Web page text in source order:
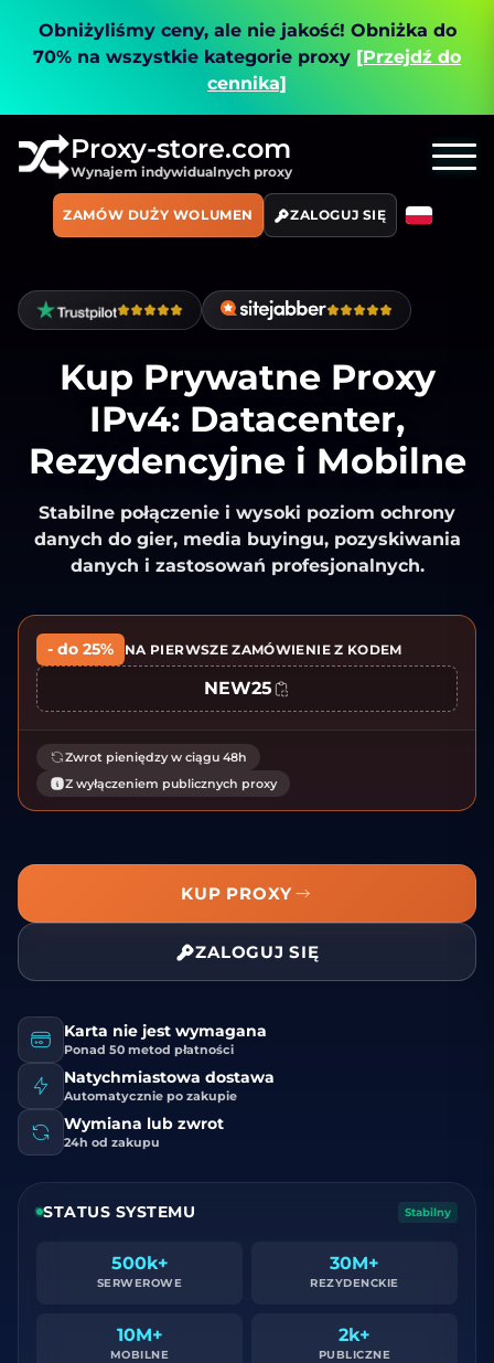
Obniżyliśmy ceny, ale nie jakość! Obniżka do
70% na wszystkie kategorie proxy [Przejdź do
cennika]
Proxy-store.com
Wynajem indywidualnych proxy
ZAMÓW DUŻY WOLUMEN ZALOGUJ SIĘ
Kup Prywatne Proxy
IPv4: Datacenter,
Rezydencyjne i Mobilne
Stabilne połączenie i wysoki poziom ochrony
danych do gier, media buyingu, pozyskiwania
danych i zastosowań profesjonalnych.
- do 25% NA PIERWSZE ZAMÓWIENIE Z KODEM
NEW25
Zwrot pieniędzy w ciągu 48h
Z wyłączeniem publicznych proxy
KUP PROXY
ZALOGUJ SIĘ
Karta nie jest wymagana
Ponad 50 metod płatności
Natychmiastowa dostawa
Automatycznie po zakupie
Wymiana lub zwrot
24h od zakupu
STATUS SYSTEMU Stabilny
500k+
SERWEROWE
30M+
REZYDENCKIE
10M+
MOBILNE
2k+
PUBLICZNE